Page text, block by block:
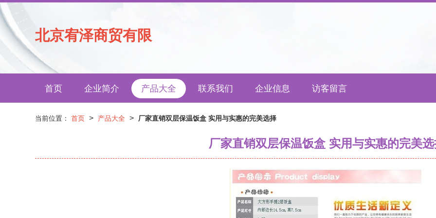
北京宥泽商贸有限
首页 企业简介 产品大全 联系我们 企业信息 访客留言
当前位置： 首页 > 产品大全 > 厂家直销双层保温饭盒 实用与实惠的完美选择
厂家直销双层保温饭盒 实用与实惠的完美